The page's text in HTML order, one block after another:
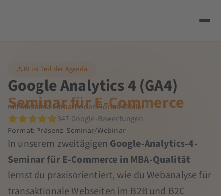
KI ist Teil der Agenda
Google Analytics 4 (GA4)
Seminar für E-Commerce
mitMichaela LinhartoderFlorian Möller
347 Google-Bewertungen
Format: Präsenz-Seminar/Webinar
In unserem zweitägigen Google-Analytics-4-
Seminar für E-Commerce in MBA-Qualität
lernst du praxisorientiert, wie du Webanalyse für
transaktionale Webseiten im B2B und B2C